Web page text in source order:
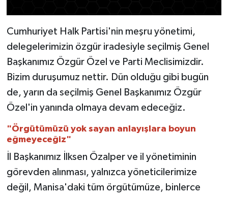
Cumhuriyet Halk Partisi'nin meşru yönetimi,
delegelerimizin özgür iradesiyle seçilmiş Genel
Başkanımız Özgür Özel ve Parti Meclisimizdir.
Bizim duruşumuz nettir. Dün olduğu gibi bugün
de, yarın da seçilmiş Genel Başkanımız Özgür
Özel'in yanında olmaya devam edeceğiz.
"Örgütümüzü yok sayan anlayışlara boyun
eğmeyeceğiz"
İl Başkanımız İlksen Özalper ve il yönetiminin
görevden alınması, yalnızca yöneticilerimize
değil, Manisa'daki tüm örgütümüze, binlerce